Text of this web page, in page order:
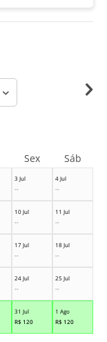
3 Jul
--
4 Jul
--
10 Jul
--
11 Jul
--
17 Jul
--
18 Jul
--
24 Jul
--
25 Jul
--
31 Jul
R$ 120
1 Ago
R$ 120
Sex Sáb